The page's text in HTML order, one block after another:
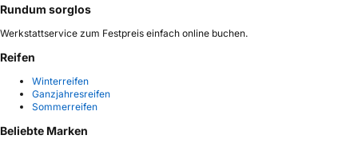
Rundum sorglos
Werkstattservice zum Festpreis einfach online buchen.
Reifen
Winterreifen
Ganzjahresreifen
Sommerreifen
Beliebte Marken